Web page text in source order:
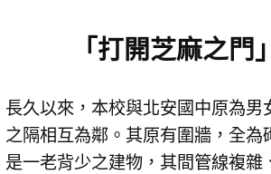
「打開芝麻之門
長久以來，本校與北安國中原為男
之隔相互為鄰。其原有圍牆，全為
是一老背少之建物，其間管線複雜